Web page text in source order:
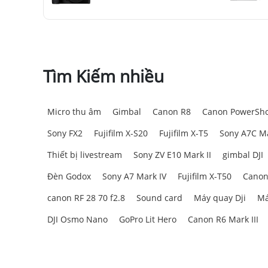
4. Đánh Giá Toàn Diện Về Canon
Cung cấp dải tiêu cự hữu ích
khác nhau, từ phong cảnh đến những khoảnh
Tìm Kiếm nhiều
Micro thu âm Gimbal Canon R8 Canon
Sony FX2
Fujifilm X-S20 Fujifilm X-T5 Sony A7C
Thiết bị livestream
Sony ZV E10 Mark II gimbal DJI
Đèn Godox
Sony A7 Mark IV Fujifilm X-T50
canon RF 28 70 f2.8
Sound card Máy quay Dji
DJI Osmo Nano
GoPro Lit Hero Canon R6 Mark III